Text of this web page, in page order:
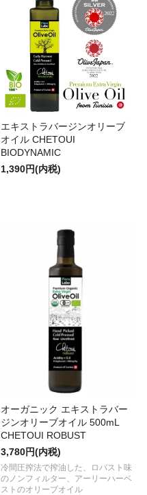
エキストラバージンオリーブ
オイル CHETOUI
BIODYNAMIC
1,390円(内税)
オーガニック エキストラバー
ジンオリーブオイル 500mL
CHETOUI ROBUST
3,780円(内税)
冷間圧搾法で搾油した、ロバスト味
のノンフィルター、アーリーハーベ
ストのオリーブオイル